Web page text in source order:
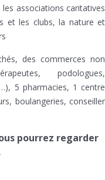
associations caritatives
et les clubs, la nature et
des commerces non
podologues,
5 pharmacies, 1 centre
boulangeries, conseiller
pourrez regarder